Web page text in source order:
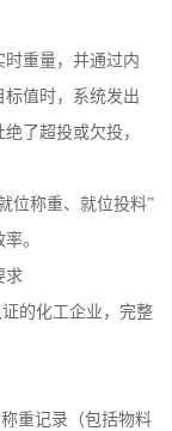
重量，并通过内
值时，系统发出
了超投或欠投，
位称重、就位投料”
。
求
的化工企业，完整
重记录（包括物料